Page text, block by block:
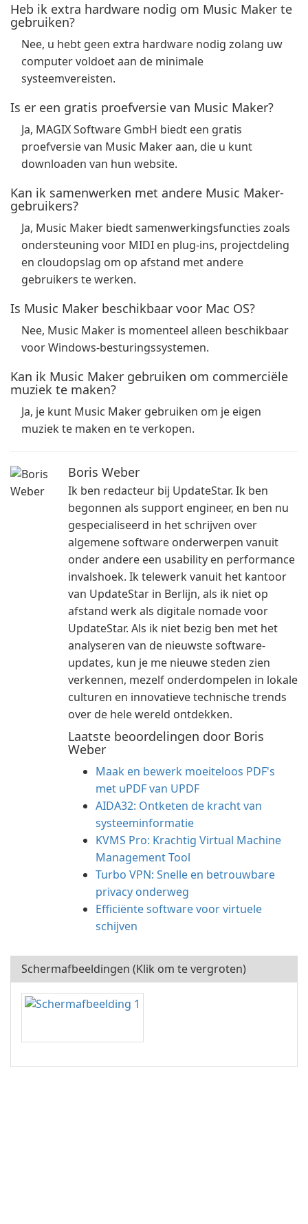
Heb ik extra hardware nodig om Music Maker te
gebruiken?
Nee, u hebt geen extra hardware nodig zolang uw
computer voldoet aan de minimale
systeemvereisten.
Is er een gratis proefversie van Music Maker?
Ja, MAGIX Software GmbH biedt een gratis
proefversie van Music Maker aan, die u kunt
downloaden van hun website.
Kan ik samenwerken met andere Music Maker-
gebruikers?
Ja, Music Maker biedt samenwerkingsfuncties zoals
ondersteuning voor MIDI en plug-ins, projectdeling
en cloudopslag om op afstand met andere
gebruikers te werken.
Is Music Maker beschikbaar voor Mac OS?
Nee, Music Maker is momenteel alleen beschikbaar
voor Windows-besturingssystemen.
Kan ik Music Maker gebruiken om commerciële
muziek te maken?
Ja, je kunt Music Maker gebruiken om je eigen
muziek te maken en te verkopen.
Boris Weber
Ik ben redacteur bij UpdateStar. Ik ben
begonnen als support engineer, en ben nu
gespecialiseerd in het schrijven over
algemene software onderwerpen vanuit
onder andere een usability en performance
invalshoek. Ik telewerk vanuit het kantoor
van UpdateStar in Berlijn, als ik niet op
afstand werk als digitale nomade voor
UpdateStar. Als ik niet bezig ben met het
analyseren van de nieuwste software-
updates, kun je me nieuwe steden zien
verkennen, mezelf onderdompelen in lokale
culturen en innovatieve technische trends
over de hele wereld ontdekken.
Laatste beoordelingen door Boris
Weber
Maak en bewerk moeiteloos PDF's
met uPDF van UPDF
AIDA32: Ontketen de kracht van
systeeminformatie
KVMS Pro: Krachtig Virtual Machine
Management Tool
Turbo VPN: Snelle en betrouwbare
privacy onderweg
Efficiënte software voor virtuele
schijven
Schermafbeeldingen (Klik om te vergroten)